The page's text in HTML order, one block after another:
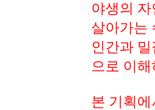
야생의
살아가는
인간과
으로 이
본 기획